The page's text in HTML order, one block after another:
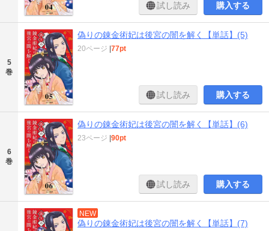
試し読み 購入する
5
巻
偽りの錬金術妃は後宮の闇を解く【単話】(5)
20ページ |77pt
試し読み 購入する
6
巻
偽りの錬金術妃は後宮の闇を解く【単話】(6)
23ページ |90pt
試し読み 購入する
NEW
偽りの錬金術妃は後宮の闇を解く【単話】(7)